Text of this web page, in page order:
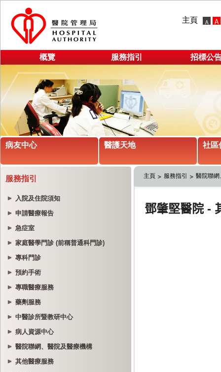
主頁
概覽 服務指引 招標公
病友中心 醫護天地 社區
服務指引
入院及住院須知
申請醫療報告
急症室
家庭醫學門診 (前稱普通科門診)
專科門診
預約手術
專職醫療服務
藥劑服務
中醫診所暨教研中心
病人資源中心
醫院聯網、醫院及醫療機構
其他醫療服務
主頁 服務指引 醫院聯網